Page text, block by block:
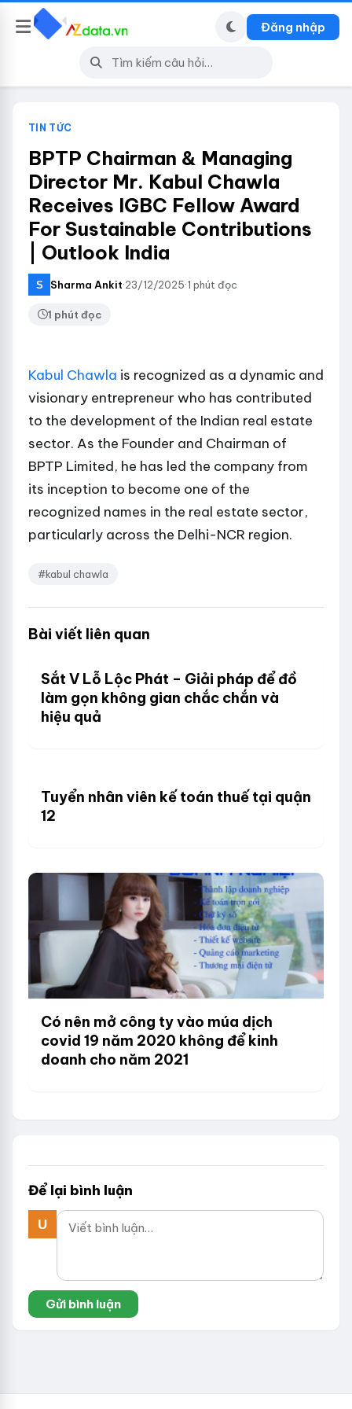
Đăng nhập
TIN TỨC
BPTP Chairman & Managing
Director Mr. Kabul Chawla
Receives IGBC Fellow Award
For Sustainable Contributions
| Outlook India
Sharma Ankit·23/12/2025·1 phút đọc
1 phút đọc
Kabul Chawla is recognized as a dynamic and
visionary entrepreneur who has contributed
to the development of the Indian real estate
sector. As the Founder and Chairman of
BPTP Limited, he has led the company from
its inception to become one of the
recognized names in the real estate sector,
particularly across the Delhi-NCR region.
#kabul chawla
Bài viết liên quan
Sắt V Lỗ Lộc Phát – Giải pháp để đồ
làm gọn không gian chắc chắn và
hiệu quả
Tuyển nhân viên kế toán thuế tại quận
12
Có nên mở công ty vào múa dịch
covid 19 năm 2020 không để kinh
doanh cho năm 2021
Để lại bình luận